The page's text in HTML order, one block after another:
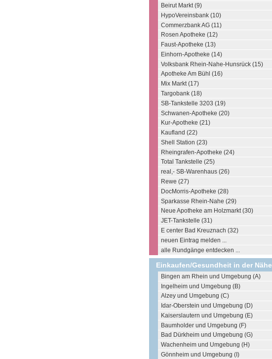
Beirut Markt (9)
HypoVereinsbank (10)
Commerzbank AG (11)
Rosen Apotheke (12)
Faust-Apotheke (13)
Einhorn-Apotheke (14)
Volksbank Rhein-Nahe-Hunsrück (15)
Apotheke Am Bühl (16)
Mix Markt (17)
Targobank (18)
SB-Tankstelle 3203 (19)
Schwanen-Apotheke (20)
Kur-Apotheke (21)
Kaufland (22)
Shell Station (23)
Rheingrafen-Apotheke (24)
Total Tankstelle (25)
real,- SB-Warenhaus (26)
Rewe (27)
DocMorris-Apotheke (28)
Sparkasse Rhein-Nahe (29)
Neue Apotheke am Holzmarkt (30)
JET-Tankstelle (31)
E center Bad Kreuznach (32)
neuen Eintrag melden ...
alle Rundgänge entdecken ...
Einkaufen/Gesundheit in der Nähe
Bingen am Rhein und Umgebung (A)
Ingelheim und Umgebung (B)
Alzey und Umgebung (C)
Idar-Oberstein und Umgebung (D)
Kaiserslautern und Umgebung (E)
Baumholder und Umgebung (F)
Bad Dürkheim und Umgebung (G)
Wachenheim und Umgebung (H)
Gönnheim und Umgebung (I)